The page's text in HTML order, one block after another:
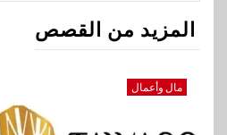
المزيد من القصص
مال وأعمال